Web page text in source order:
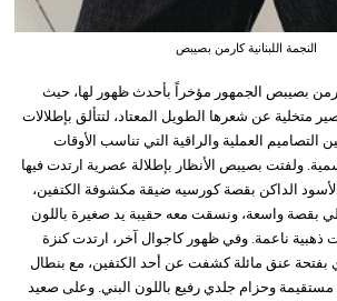
النجمة اللبنانية كارمن بصيبص
كارمن بصيبص الجمهور مؤخراً بأحدث ظهور لها، حيث
متخلية عن شعرها الطويل المعتاد، لتتألق بإطلالات
العملية والراقية التي تناسب الأوقات
ولفتت بصيبص الأنظار بإطلالة عصرية ارتدت فيها
الداكن بقصة كورسيه ضيقة مكشوفة الكتفين،
بقصة واسعة، ونسقت معه حقيبة يد صغيرة باللون
ذهبية ناعمة. وفي ظهور كاجوال آخر، ارتدت كنزة
بفتحة عنق مائلة كشفت عن أحد الكتفين، مع بنطال
وحزام جلدي رفيع باللون البني. وعلى صعيد